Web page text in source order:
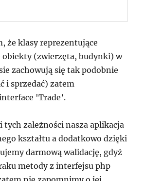
że klasy reprezentujące
obiekty (zwierzęta, budynki) w
zachowują się tak podobnie
i sprzedać) zatem
'Trade’.
tych zależności nasza aplikacja
kształtu a dodatkowo dzięki
darmową walidację, gdyż
metody z interfejsu php